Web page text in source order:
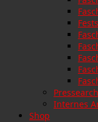
Internes
Shop